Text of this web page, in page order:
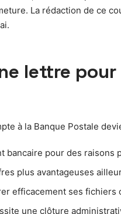
La rédaction de ce
lettre
à la Banque Postale
bancaire pour des raisons
plus avantageuses
efficacement ses fichiers
une clôture